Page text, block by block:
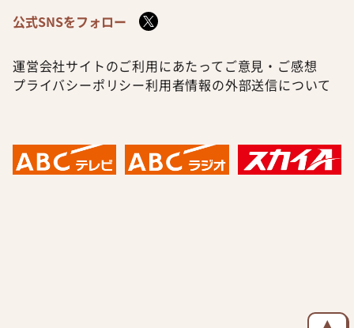
公式SNSをフォロー
運営会社サイトのご利用にあたって ご意見・ご感想
プライバシーポリシー利用者情報の外部送信について